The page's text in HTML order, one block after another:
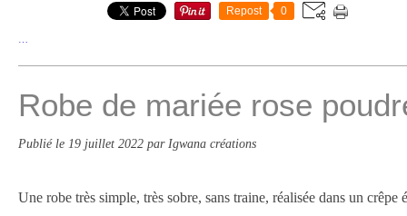
Repost 0
Robe de mariée rose
Publié le 19 juillet 2022 par Igwana créations
Une robe très simple, très sobre, sans traine, réalisée dans un